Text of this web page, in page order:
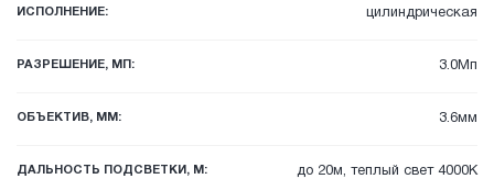
ИСПОЛНЕНИЕ: цилиндрическая
РАЗРЕШЕНИЕ, МП: 3.0Мп
ОБЪЕКТИВ, ММ: 3.6мм
ДАЛЬНОСТЬ ПОДСВЕТКИ, М: до 20м, теплый свет 4000К